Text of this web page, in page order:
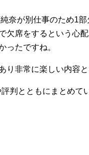
奈が別仕事のため1
欠席をするという心
ったですね。
非常に楽しい内容と
判とともにまとめて